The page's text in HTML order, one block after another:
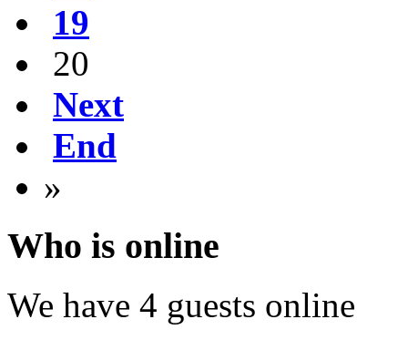
19
20
Next
End
»
Who is online
We have 4 guests online